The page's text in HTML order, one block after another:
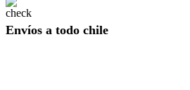
Envíos a todo chile